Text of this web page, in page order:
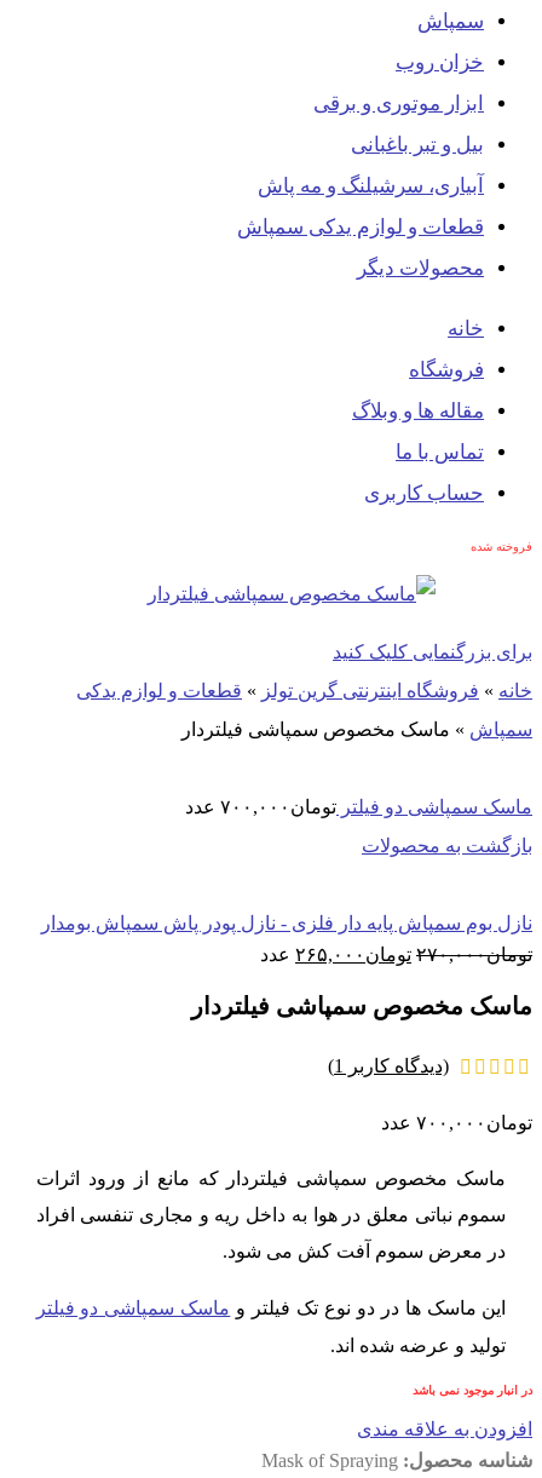
سمپاش
خزان روب
ابزار موتوری و برقی
بیل و تبر باغبانی
آبیاری، سرشیلنگ و مه پاش
قطعات و لوازم یدکی سمپاش
محصولات دیگر
خانه
فروشگاه
مقاله ها و وبلاگ
تماس با ما
حساب کاربری
فروخته شده
برای بزرگنمایی کلیک کنید
خانه » فروشگاه اینترنتی گرین تولز » قطعات و لوازم یدکی
سمپاش » ماسک مخصوص سمپاشی فیلتردار
ماسک سمپاشی دو فیلتر تومان ۷۰۰,۰۰۰ عدد
بازگشت به محصولات
نازل بوم سمپاش پایه دار فلزی - نازل پودر پاش سمپاش بومدار
تومان۲۷۰,۰۰۰ قیمت
تومان۲۷۰,۰۰۰
بود.
تومان ۲۶۵,۰۰۰قیمت
تومان۲۶۵,۰۰۰.
عدد
ماسک مخصوص سمپاشی فیلتردار
(دیدگاه کاربر 1
)
تومان ۷۰۰,۰۰۰ عدد
ماسک مخصوص سمپاشی فیلتردار که مانع از ورود اثرات
سموم نباتی معلق در هوا به داخل ریه و مجاری تنفسی افراد
در معرض سموم آفت کش می شود.
این ماسک ها در دو نوع تک فیلتر و ماسک سمپاشی دو فیلتر
تولید و عرضه شده اند.
در انبار موجود نمی باشد
افزودن به علاقه مندی
شناسه محصول: Mask of Spraying